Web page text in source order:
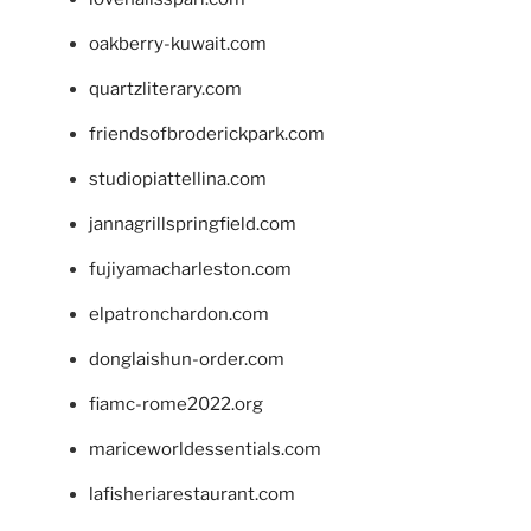
oakberry-kuwait.com
quartzliterary.com
friendsofbroderickpark.com
studiopiattellina.com
jannagrillspringfield.com
fujiyamacharleston.com
elpatronchardon.com
donglaishun-order.com
fiamc-rome2022.org
mariceworldessentials.com
lafisheriarestaurant.com